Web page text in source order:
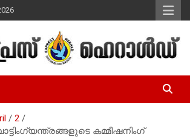
– Malayalam
News
2
കമ്മീഷനിംഗ്